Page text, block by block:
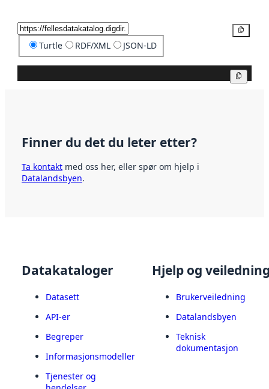
Turtle RDF/XML JSON-LD
Finner du det du leter etter?
Ta kontakt med oss her, eller spør om hjelp i
Datalandsbyen.
Datakataloger
Datasett
API-er
Begreper
Informasjonsmodeller
Tjenester og
Hjelp og
Brukerveiledning
Datalandsbyen
Teknisk
dokumentasjon